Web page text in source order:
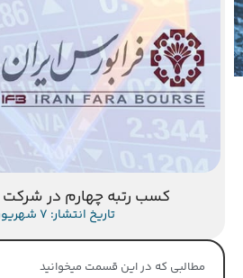
کسب رتبه چهارم در
تاریخ انتشار: 7 شهریور 1396
مطالبی که در این قسمت میخوانید